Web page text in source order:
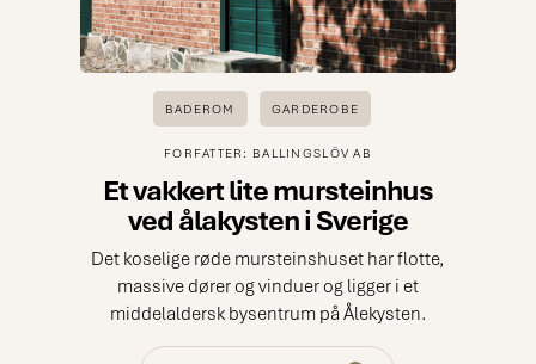
BADEROM GARDEROBE
FORFATTER: BALLINGSLÖV AB
Et vakkert lite mursteinhus
ved ålakysten i Sverige
Det koselige røde mursteinshuset har flotte,
massive dører og vinduer og ligger i et
middelaldersk bysentrum på Ålekysten.